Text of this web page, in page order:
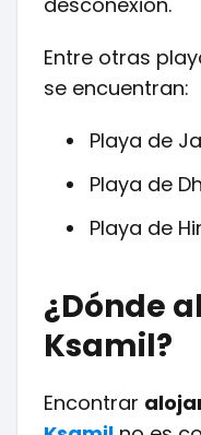
Entre otras
se encuentran:
Playa de
Playa de
Playa de
¿Dónde
Ksamil?
Encontrar